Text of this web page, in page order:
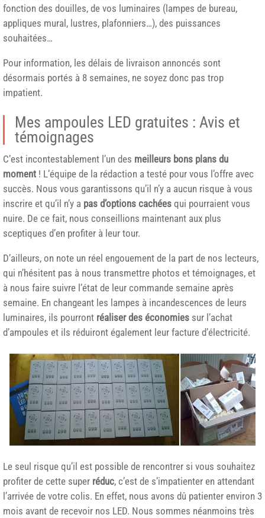
fonction des douilles, de vos luminaires (lampes de bureau,
appliques mural, lustres, plafonniers…), des puissances
souhaitées…
Pour information, les délais de livraison annoncés sont
désormais portés à 8 semaines, ne soyez donc pas trop
impatient.
Mes ampoules LED gratuites : Avis et
témoignages
C’est incontestablement l’un des meilleurs bons plans du
moment ! L’équipe de la rédaction a testé pour vous l’offre avec
succès. Nous vous garantissons qu’il n’y a aucun risque à vous
inscrire et qu’il n’y a pas d’options cachées qui pourraient vous
nuire. De ce fait, nous conseillions maintenant aux plus
sceptiques d’en profiter à leur tour.
D’ailleurs, on note un réel engouement de la part de nos lecteurs,
qui n’hésitent pas à nous transmettre photos et témoignages, et
à nous faire suivre l’état de leur commande semaine après
semaine. En changeant les lampes à incandescences de leurs
luminaires, ils pourront réaliser des économies sur l’achat
d’ampoules et ils réduiront également leur facture d’électricité.
Le seul risque qu’il est possible de rencontrer si vous souhaitez
profiter de cette super réduc, c’est de s’impatienter en attendant
l’arrivée de votre colis. En effet, nous avons dû patienter environ 3
mois avant de recevoir nos LED. Nous sommes néanmoins très